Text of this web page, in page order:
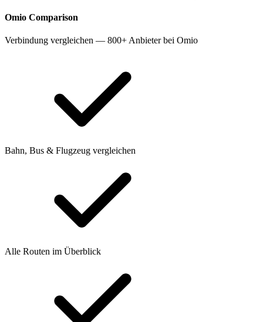
Omio Comparison
Verbindung vergleichen — 800+ Anbieter bei Omio
Bahn, Bus & Flugzeug vergleichen
Alle Routen im Überblick